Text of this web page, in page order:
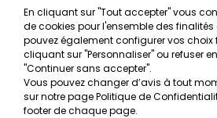
RGPD
MON COMPTE
Avantages
Créer un compte
En cliquant sur "Tout accepter" vous
de cookies pour l'ensemble des
pouvez également configurer vos choix
cliquant sur "Personnaliser" ou refuser
"Continuer sans accepter".
Vous pouvez changer d’avis à tout
sur notre page Politique de
footer de chaque page.